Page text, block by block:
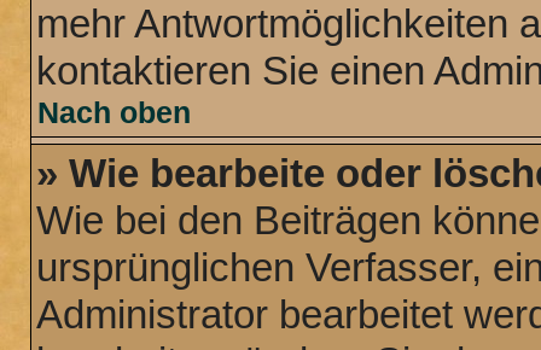
mehr Antwortmöglichkeiten
kontaktieren Sie einen
Nach oben
» Wie bearbeite oder
Wie bei den Beiträgen
ursprünglichen Verfasser,
Administrator bearbeitet